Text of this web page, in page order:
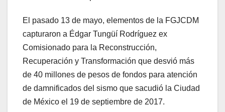
El pasado 13 de mayo, elementos de la FGJCDM
capturaron a Édgar Tungüí Rodríguez ex
Comisionado para la Reconstrucción,
Recuperación y Transformación que desvió más
de 40 millones de pesos de fondos para atención
de damnificados del sismo que sacudió la Ciudad
de México el 19 de septiembre de 2017.